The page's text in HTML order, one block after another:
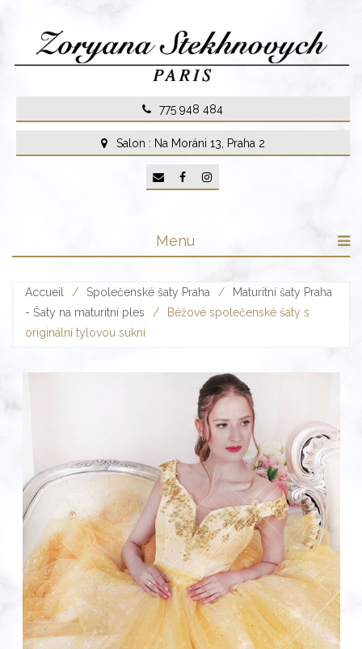
content
775 948 484
Salon : Na Moráni 13, Praha 2
Menu
Accueil / Společenské šaty Praha /
Maturitní šaty Praha
- Šaty na maturitní ples
/
Béžové společenské šaty s
originální tylovou sukní